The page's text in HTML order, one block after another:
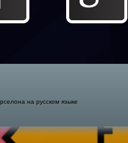
на русском языке